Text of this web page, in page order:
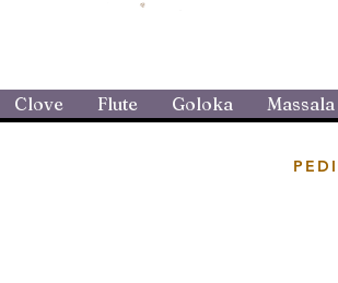
Clove Flute Goloka Massala